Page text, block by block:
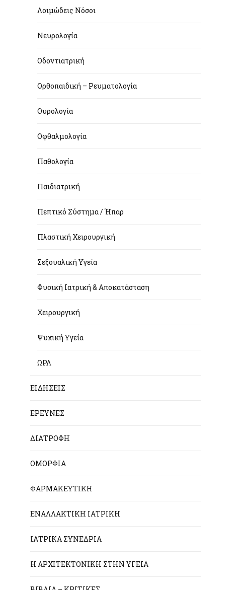
Λοιμώδεις Νόσοι
Νευρολογία
Οδοντιατρική
Ορθοπαιδική – Ρευματολογία
Ουρολογία
Οφθαλμολογία
Παθολογία
Παιδιατρική
Πεπτικό Σύστημα / Ήπαρ
Πλαστική Χειρουργική
Σεξουαλική Υγεία
Φυσική Ιατρική & Αποκατάσταση
Χειρουργική
Ψυχική Υγεία
ΩΡΛ
ΕΙΔΗΣΕΙΣ
ΕΡΕΥΝΕΣ
ΔΙΑΤΡΟΦΗ
ΟΜΟΡΦΙΑ
ΦΑΡΜΑΚΕΥΤΙΚΗ
ΕΝΑΛΛΑΚΤΙΚΗ ΙΑΤΡΙΚΗ
ΙΑΤΡΙΚΑ ΣΥΝΕΔΡΙΑ
Η ΑΡΧΙΤΕΚΤΟΝΙΚΗ ΣΤΗΝ ΥΓΕΙΑ